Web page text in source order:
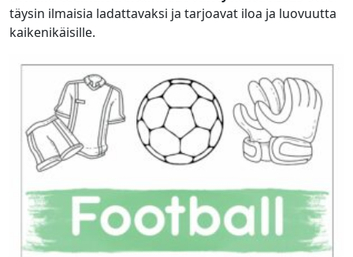
täysin ilmaisia ladattavaksi ja tarjoavat iloa ja luovuutta
kaikenikäisille.